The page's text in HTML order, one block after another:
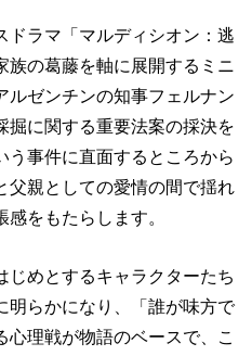
ドラマ「マルディシオン：逃
族の葛藤を軸に展開するミニ
ルゼンチンの知事フェルナン
掘に関する重要法案の採決を
う事件に直面するところから
父親としての愛情の間で揺れ
をもたらします。
じめとするキャラクターたち
明らかになり、「誰が味方で
理戦が物語のベースで、こ